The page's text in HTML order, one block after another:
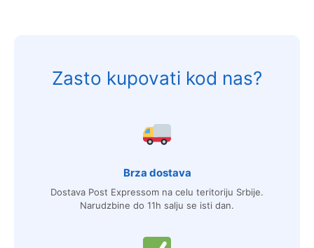
Zasto kupovati kod nas?
Brza dostava
Dostava Post Expressom na celu teritoriju Srbije.
Narudzbine do 11h salju se isti dan.